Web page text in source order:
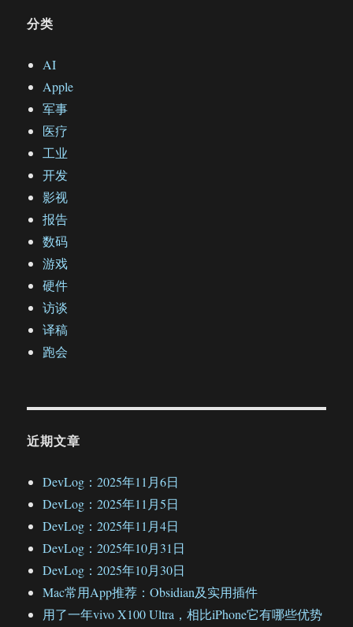
分类
AI
Apple
军事
医疗
工业
开发
影视
报告
数码
游戏
硬件
访谈
译稿
跑会
近期文章
DevLog：2025年11月6日
DevLog：2025年11月5日
DevLog：2025年11月4日
DevLog：2025年10月31日
DevLog：2025年10月30日
Mac常用App推荐：Obsidian及实用插件
用了一年vivo X100 Ultra，相比iPhone它有哪些优势